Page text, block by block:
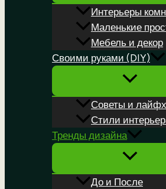
Интерьеры
Маленькие
Мебель и декор
Своими руками (DIY)
Советы и
Стили
Тренды дизайна
До и После